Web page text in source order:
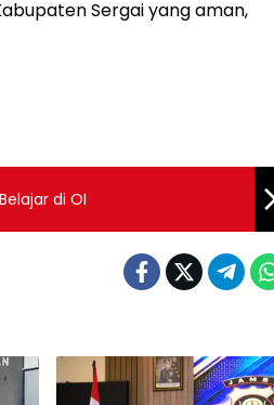
Sergai yang aman,
di OI